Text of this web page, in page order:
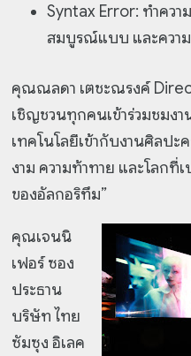
Syntax Error: ทำควา
สมบูรณ์แบบ และความ
คุณณลดา เตชะณรงค์
เชิญชวนทุกคนเข้าร่วมชมง
เทคโนโลยีเข้ากับงานศิลปะ
งาม ความท้าทาย และโลกที่
ของอัลกอริทึม”
คุณเจนนิ
เฟอร์ ซอง
ประธาน
บริษัท ไทย
ซัมซุง อิเลค